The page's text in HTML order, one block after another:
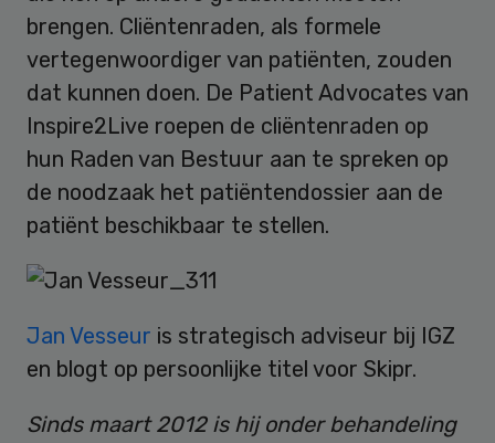
brengen. Cliëntenraden, als formele
vertegenwoordiger van patiënten, zouden
dat kunnen doen. De Patient Advocates van
Inspire2Live roepen de cliëntenraden op
hun Raden van Bestuur aan te spreken op
de noodzaak het patiëntendossier aan de
patiënt beschikbaar te stellen.
Jan Vesseur is strategisch adviseur bij IGZ
en blogt op persoonlijke titel voor Skipr.
Sinds maart 2012 is hij onder behandeling